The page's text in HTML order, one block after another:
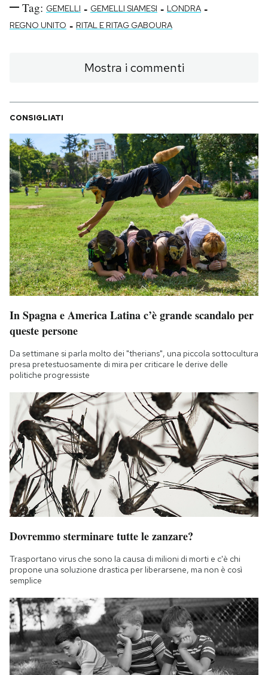
Tag: GEMELLI - GEMELLI SIAMESI - LONDRA -
REGNO UNITO - RITAL E RITAG GABOURA
Mostra i commenti
CONSIGLIATI
In Spagna e America Latina c’è grande scandalo per
queste persone
Da settimane si parla molto dei "therians", una piccola sottocultura
presa pretestuosamente di mira per criticare le derive delle
politiche progressiste
Dovremmo sterminare tutte le zanzare?
Trasportano virus che sono la causa di milioni di morti e c'è chi
propone una soluzione drastica per liberarsene, ma non è così
semplice